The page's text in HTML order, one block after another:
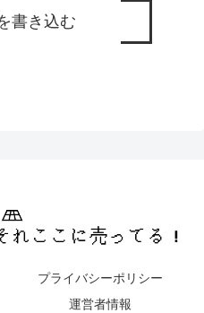
書き込む
プライバシーポリシー
運営者情報